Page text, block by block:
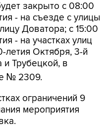
закрыто с 08:00
- на съезде с улицы
Доватора; с 15:00
- на участках улиц
летия Октября, 3-й
Трубецкой, в
№ 2309.
ограничений 9
мероприятия